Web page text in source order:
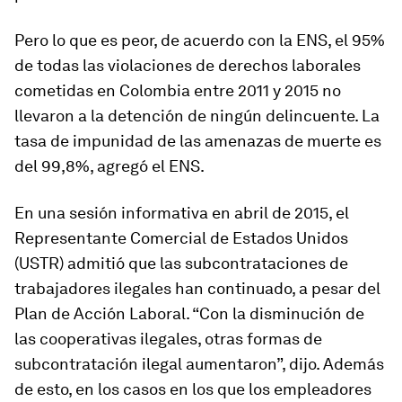
Pero lo que es peor, de acuerdo con la ENS, el 95%
de todas las violaciones de derechos laborales
cometidas en Colombia entre 2011 y 2015 no
llevaron a la detención de ningún delincuente. La
tasa de impunidad de las amenazas de muerte es
del 99,8%, agregó el ENS.
En una sesión informativa en abril de 2015, el
Representante Comercial de Estados Unidos
(USTR) admitió que las subcontrataciones de
trabajadores ilegales han continuado, a pesar del
Plan de Acción Laboral. “Con la disminución de
las cooperativas ilegales, otras formas de
subcontratación ilegal aumentaron”, dijo. Además
de esto, en los casos en los que los empleadores